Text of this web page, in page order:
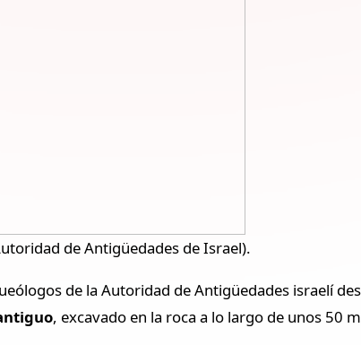
de Antigüedades de Israel).
de la Autoridad de Antigüedades israelí
, excavado en la roca a lo largo de unos 50